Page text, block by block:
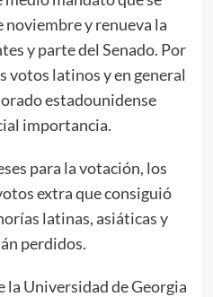
noviembre y renueva la
y parte del Senado. Por
votos latinos y en general
estadounidense
importancia.
para la votación, los
extra que consiguió
latinas, asiáticas y
perdidos.
la Universidad de Georgia